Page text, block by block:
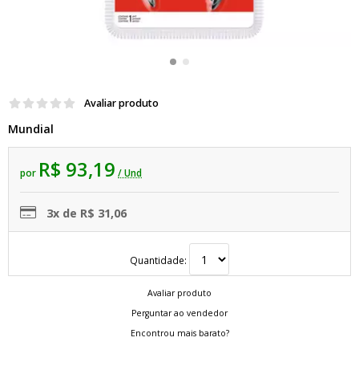
Avaliar produto
Mundial
por R$ 93,19 / Und
3x de R$ 31,06
Quantidade:
Avaliar produto
Perguntar ao vendedor
Encontrou mais barato?